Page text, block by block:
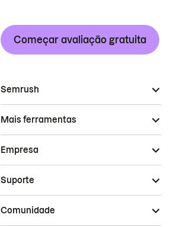
Começar avaliação gratuita
Semrush
Mais ferramentas
Empresa
Suporte
Comunidade